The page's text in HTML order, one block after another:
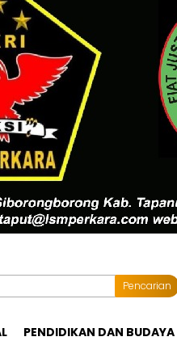
Pencarian
PENDIDIKAN DAN BUDAYA